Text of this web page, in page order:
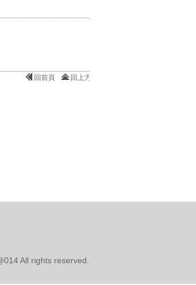
回前頁 回上方
All rights reserved.